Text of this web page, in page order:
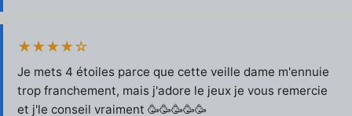
★★★★☆
Je mets 4 étoiles parce que cette veille dame m'ennuie
trop franchement, mais j'adore le jeux je vous remercie
et j'le conseil vraiment 🥳🥳🥳🥳🥳